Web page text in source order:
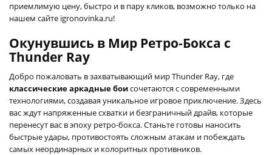
приемлимую цену, быстро и в пару кликов, возможно только на
нашем сайте igronovinka.ru!
Окунувшись в Мир Ретро-Бокса с
Thunder Ray
Добро пожаловать в захватывающий мир Thunder Ray, где
классические аркадные боисочетаются с современными
технологиями, создавая уникальное игровое приключение. Здесь
вас ждут напряженные схватки и безграничный драйв, которые
перенесут вас в эпоху ретро-бокса. Станьте готовы наносить
быстрые удары, противостоять сложным атакам и побеждать
самых неординарных и колоритных противников.